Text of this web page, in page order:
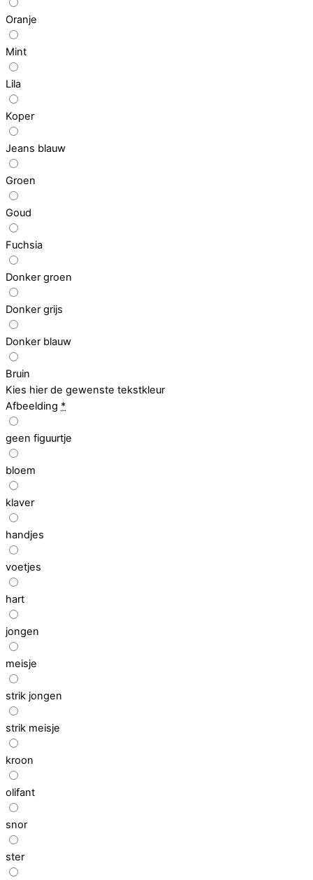
Oranje
Mint
Lila
Koper
Jeans blauw
Groen
Goud
Fuchsia
Donker groen
Donker grijs
Donker blauw
Bruin
Kies hier de gewenste tekstkleur
Afbeelding *
geen figuurtje
bloem
klaver
handjes
voetjes
hart
jongen
meisje
strik jongen
strik meisje
kroon
olifant
snor
ster